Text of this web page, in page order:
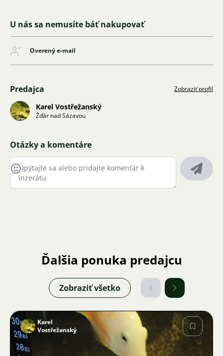
U nás sa nemusíte báť nakupovať
Overený e-mail
Predajca Zobraziť profil
Karel Vostřežanský
Žďár nad Sázavou
Otázky a komentáre
Ďalšia ponuka predajcu
Zobraziť všetko
Karel
Vostřežanský